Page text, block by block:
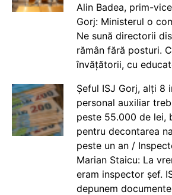
Alin Badea, prim-
Gorj: Ministerul o
Ne sună directorii
rămân fără posturi.
învățătorii, cu
Șeful ISJ Gorj, alți 8
personal auxiliar
peste 55.000 de lei,
pentru decontarea
peste un an /
Marian Staicu: La
eram inspector șef.
depunem